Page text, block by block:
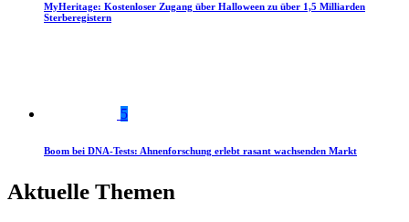
MyHeritage: Kostenloser Zugang über Halloween zu über 1,5 Milliarden
Sterberegistern
5
Boom bei DNA-Tests: Ahnenforschung erlebt rasant wachsenden Markt
Aktuelle Themen